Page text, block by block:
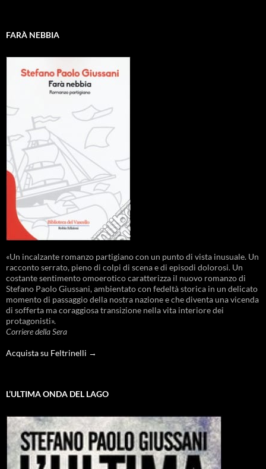
FARÀ NEBBIA
«Un incalzante romanzo partigiano con un punto di vista inusuale. Un
racconto serrato, pieno di colpi di scena e di episodi dolorosi. Un
costante sentimento omoerotico caratterizza il nuovo romanzo di
Stefano Paolo Giussani, ambientato con fedeltà storica in un delicato
momento di passaggio della nostra nazione e che diventa una vicenda
di sofferta ma coraggiosa transizione nella vita interiore dei
protagonisti».
Corriere della Sera
Acquista su Feltrinelli →
L’ULTIMA ONDA DEL LAGO